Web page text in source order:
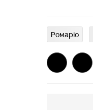
Ромаріо